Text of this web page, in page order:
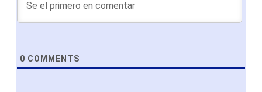
0 COMMENTS